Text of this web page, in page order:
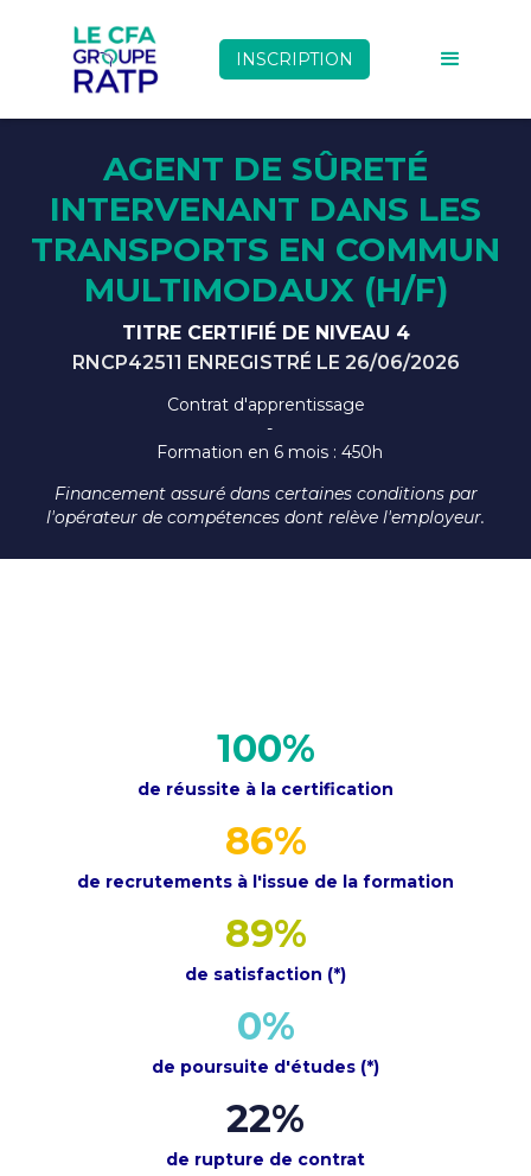
INSCRIPTION
AGENT DE SÛRETÉ
INTERVENANT DANS LES
TRANSPORTS EN COMMUN
MULTIMODAUX (H/F)
TITRE CERTIFIÉ DE NIVEAU 4
RNCP42511 ENREGISTRÉ LE 26/06/2026
Contrat d'apprentissage
-
Formation en 6 mois : 450h
Financement assuré dans certaines conditions par
l'opérateur de compétences dont relève l'employeur.
100%
de réussite à la certification
86%
de recrutements à l'issue de la formation
89%
de satisfaction (*)
0%
de poursuite d'études (*)
22%
de rupture de contrat